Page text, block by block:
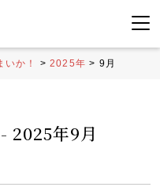
いか！ >2025年 > 9月
- 2025年9月